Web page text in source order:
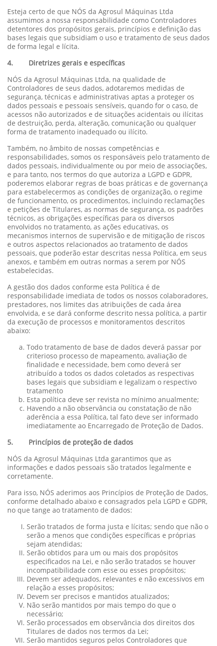
Esteja certo de que NÓS da Agrosul Máquinas Ltda
assumimos a nossa responsabilidade como Controladores
detentores dos propósitos gerais, princípios e definição das
bases legais que subsidiam o uso e tratamento de seus dados
de forma legal e lícita.
4. Diretrizes gerais e específicas
NÓS da Agrosul Máquinas Ltda, na qualidade de
Controladores de seus dados, adotaremos medidas de
segurança, técnicas e administrativas aptas a proteger os
dados pessoais e pessoais sensíveis, quando for o caso, de
acessos não autorizados e de situações acidentais ou ilícitas
de destruição, perda, alteração, comunicação ou qualquer
forma de tratamento inadequado ou ilícito.
Também, no âmbito de nossas competências e
responsabilidades, somos os responsáveis pelo tratamento de
dados pessoais, individualmente ou por meio de associações,
e para tanto, nos termos do que autoriza a LGPD e GDPR,
poderemos elaborar regras de boas práticas e de governança
para estabelecermos as condições de organização, o regime
de funcionamento, os procedimentos, incluindo reclamações
e petições de Titulares, as normas de segurança, os padrões
técnicos, as obrigações específicas para os diversos
envolvidos no tratamento, as ações educativas, os
mecanismos internos de supervisão e de mitigação de riscos
e outros aspectos relacionados ao tratamento de dados
pessoais, que poderão estar descritas nessa Política, em seus
anexos, e também em outras normas a serem por NÓS
estabelecidas.
A gestão dos dados conforme esta Política é de
responsabilidade imediata de todos os nossos colaboradores,
prestadores, nos limites das atribuições de cada área
envolvida, e se dará conforme descrito nessa política, a partir
da execução de processos e monitoramentos descritos
abaixo:
Todo tratamento de base de dados deverá passar por
criterioso processo de mapeamento, avaliação de
finalidade e necessidade, bem como deverá ser
atribuído a todos os dados coletados as respectivas
bases legais que subsidiam e legalizam o respectivo
tratamento
Esta política deve ser revista no mínimo anualmente;
Havendo a não observância ou constatação de não
aderência a essa Política, tal fato deve ser informado
imediatamente ao Encarregado de Proteção de Dados.
5. Princípios de proteção de dados
NÓS da Agrosul Máquinas Ltda garantimos que as
informações e dados pessoais são tratados legalmente e
corretamente.
Para isso, NÓS aderimos aos Princípios de Proteção de Dados,
conforme detalhado abaixo e consagrados pela LGPD e GDPR,
no que tange ao tratamento de dados:
Serão tratados de forma justa e lícitas; sendo que não o
serão a menos que condições específicas e próprias
sejam atendidas;
Serão obtidos para um ou mais dos propósitos
especificados na Lei, e não serão tratados se houver
incompatibilidade com esse ou esses propósitos;
Devem ser adequados, relevantes e não excessivos em
relação a esses propósitos;
Devem ser precisos e mantidos atualizados;
Não serão mantidos por mais tempo do que o
necessário;
Serão processados em observância dos direitos dos
Titulares de dados nos termos da Lei;
Serão mantidos seguros pelos Controladores que